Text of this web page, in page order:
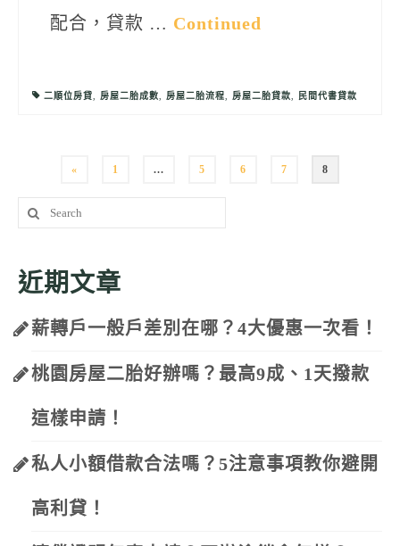
配合，貸款 … Continued
二順位房貸, 房屋二胎成數, 房屋二胎流程, 房屋二胎貸款, 民間代書貸款
章
頁
« 1 ... 5 6 7 8
Search
for:
近期文章
薪轉戶一般戶差別在哪？4大優惠一次看！
桃園房屋二胎好辦嗎？最高9成、1天撥款
這樣申請！
私人小額借款合法嗎？5注意事項教你避開
高利貸！